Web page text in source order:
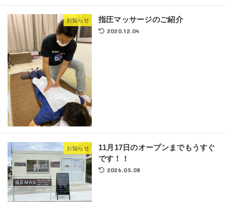
お知らせ 指圧マッサージのご紹介
2020.12.04
お知らせ
11月17日のオープンまでもうすぐ
です！！
2026.05.08